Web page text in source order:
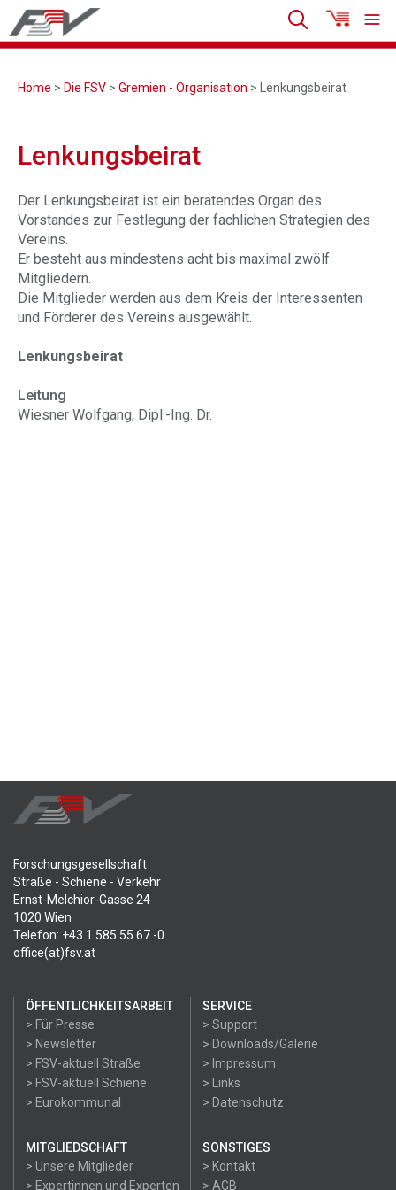
Home > Die FSV > Gremien - Organisation > Lenkungsbeirat
Lenkungsbeirat
Der Lenkungsbeirat ist ein beratendes Organ des
Vorstandes zur Festlegung der fachlichen Strategien des
Vereins.
Er besteht aus mindestens acht bis maximal zwölf
Mitgliedern.
Die Mitglieder werden aus dem Kreis der Interessenten
und Förderer des Vereins ausgewählt.
Lenkungsbeirat
Leitung
Wiesner Wolfgang, Dipl.-Ing. Dr.
Forschungsgesellschaft
Straße - Schiene - Verkehr
Ernst-Melchior-Gasse 24
1020 Wien
Telefon: +43 1 585 55 67 -0
office(at)fsv.at
ÖFFENTLICHKEITSARBEIT
> Für Presse
> Newsletter
> FSV-aktuell Straße
> FSV-aktuell Schiene
> Eurokommunal
SERVICE
> Support
> Downloads/Galerie
> Impressum
> Links
> Datenschutz
MITGLIEDSCHAFT
> Unsere Mitglieder
> Expertinnen und Experten
SONSTIGES
> Kontakt
> AGB